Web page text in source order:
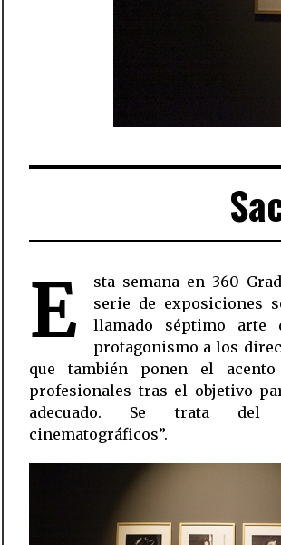
E
sta semana en 360
serie de exposiciones
llamado séptimo arte
protagonismo a los
que también ponen el
profesionales tras el objetivo
adecuado. Se trata del
cinematográficos”.